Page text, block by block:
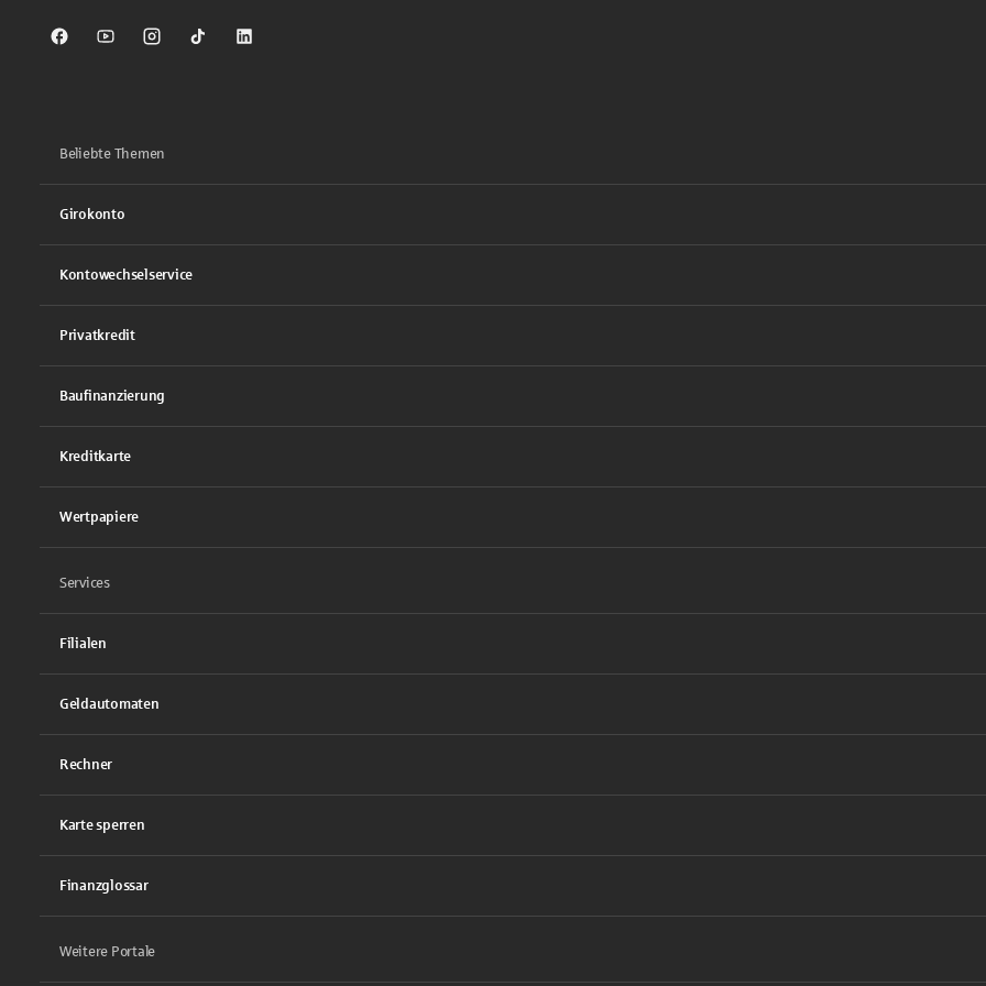
Sparkasse auf Facebook
Sparkasse auf Youtube
Sparkasse auf Instagram
Sparkasse auf TikTok
Sparkasse auf LinkedIn
Beliebte Themen
Girokonto
Kontowechselservice
Privatkredit
Baufinanzierung
Kreditkarte
Wertpapiere
Services
Filialen
Geldautomaten
Rechner
Karte sperren
Finanzglossar
Weitere Portale